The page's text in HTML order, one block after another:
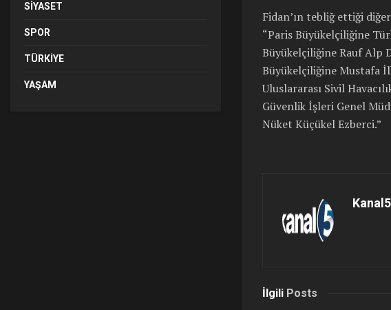
Fidan’ın tebliğ ettiği
“Paris Büyükelçiliğine
Büyükelçiliğine Rauf Alp
Büyükelçiliğine Mustafa
Uluslararası Sivil
Güvenlik İşleri Genel
Nüket Küçükel Ezberci.”
Kanal5
İlgili Posts
SIYASET
SPOR
TÜRKIYE
YAŞAM